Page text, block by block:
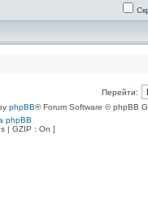
Перейти:
phpBB® Forum Software © phpBB
phpBB
| GZIP : On ]